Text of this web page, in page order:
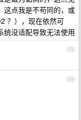
这点我是不苟同的，或
？），现在依然可
统没适配导致无法使用
73
74